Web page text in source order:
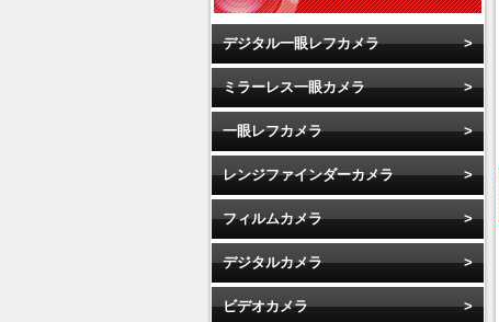
デジタル一眼レフカメラ
ミラーレス一眼カメラ
一眼レフカメラ
レンジファインダーカメラ
フィルムカメラ
デジタルカメラ
ビデオカメラ